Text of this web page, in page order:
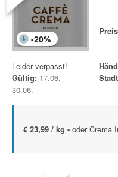
-20%
Leider verpasst!
Gültig: 17.06. -
30.06.
€ 23,99 / kg - oder Crema